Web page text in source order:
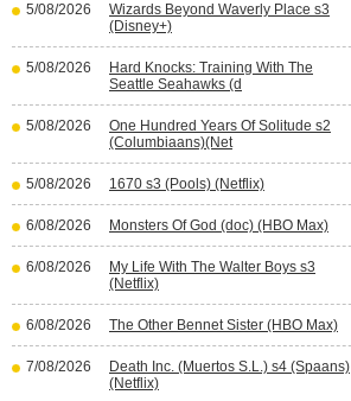
5/08/2026
Wizards Beyond Waverly Place s3
(Disney+)
5/08/2026
Hard Knocks: Training With The
Seattle Seahawks (d
5/08/2026
One Hundred Years Of Solitude s2
(Columbiaans)(Net
5/08/2026 1670 s3 (Pools) (Netflix)
6/08/2026 Monsters Of God (doc) (HBO Max)
6/08/2026
My Life With The Walter Boys s3
(Netflix)
6/08/2026 The Other Bennet Sister (HBO Max)
7/08/2026
Death Inc. (Muertos S.L.) s4 (Spaans)
(Netflix)